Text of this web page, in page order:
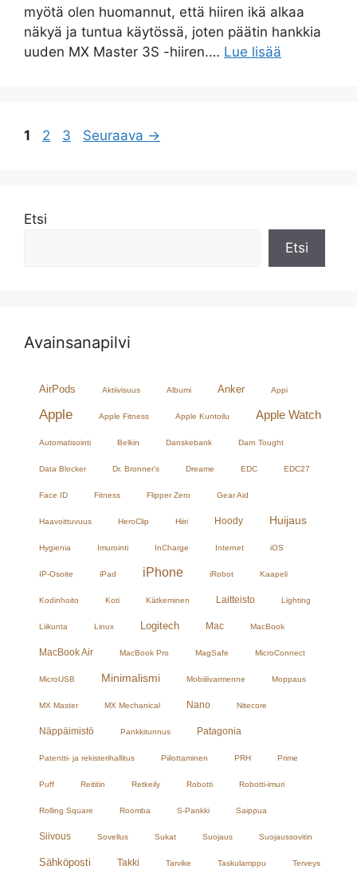
myötä olen huomannut, että hiiren ikä alkaa
näkyä ja tuntua käytössä, joten päätin hankkia
uuden MX Master 3S -hiiren.… Lue lisää
Sivu
1 Sivu
2 Sivu
3 Seuraava →
Etsi
Etsi
Avainsanapilvi
AirPods Aktiivisuus Albumi Anker Appi
Apple Apple Fitness Apple Kuntoilu Apple Watch
Automatisointi Belkin Danskebank Darn Tought
Data Blocker Dr. Bronner's Dreame EDC EDC27
Face ID Fitness Flipper Zero Gear Aid
Haavoittuvuus HeroClip Hiiri Hoody Huijaus
Hygienia Imurointi InCharge Internet iOS
IP-Osoite iPad iPhone iRobot Kaapeli
Kodinhoito Koti Kätkeminen Laitteisto Lighting
Liikunta Linux Logitech Mac MacBook
MacBook Air MacBook Pro MagSafe MicroConnect
MicroUSB Minimalismi Mobiilivarmenne Moppaus
MX Master MX Mechanical Nano Nitecore
Näppäimistö Pankkitunnus Patagonia
Patentti- ja rekisterihallitus Piilottaminen PRH Prime
Puff Reititin Retkeily Robotti Robotti-imuri
Rolling Square Roomba S-Pankki Saippua
Siivous Sovellus Sukat Suojaus Suojaussovitin
Sähköposti Takki Tarvike Taskulamppu Terveys